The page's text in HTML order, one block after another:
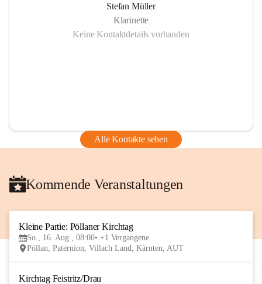
Stefan Müller
Klarinette
Keine Kontaktdetails vorhanden
Alle Kontakte sehen
Kommende Veranstaltungen
Kleine Partie: Pöllaner Kirchtag
So., 16. Aug., 08:00 +1 Vergangene
Pöllan, Paternion, Villach Land, Kärnten, AUT
Kirchtag Feistritz/Drau